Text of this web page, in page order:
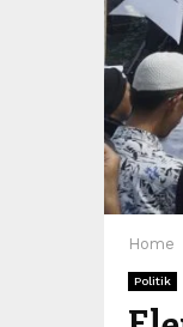
Home
Politik